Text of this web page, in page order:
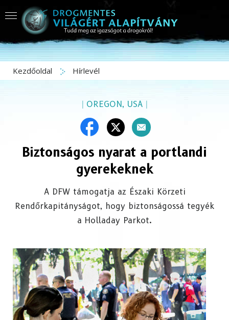
Kezdőoldal Hírlevél
| OREGON, USA |
Biztonságos nyarat a portlandi
gyerekeknek
A DFW támogatja az Északi Körzeti
Rendőrkapitányságot, hogy biztonságossá tegyék
a Holladay Parkot.